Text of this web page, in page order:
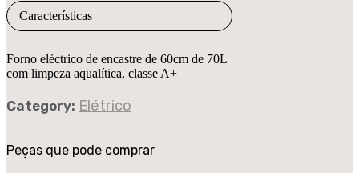
Características
Forno eléctrico de encastre de 60cm de 70L
com limpeza aqualítica, classe A+
Category: Elétrico
Peças que pode comprar